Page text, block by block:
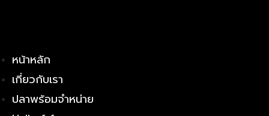
หน้าหลัก
เกี่ยวกับเรา
ปลาพร้อมจำหน่าย